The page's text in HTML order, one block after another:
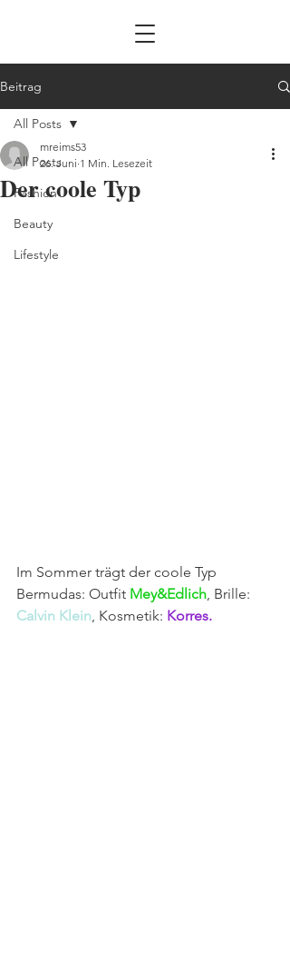
Beitrag
All Posts
Fashion
Beauty
Lifestyle
All Posts
Der coole Typ
mreims53
26. Juni 1 Min. Lesezeit
Im Sommer trägt der coole Typ
Bermudas: Outfit Mey&Edlich , Brille:
Calvin Klein , Kosmetik: Korres.